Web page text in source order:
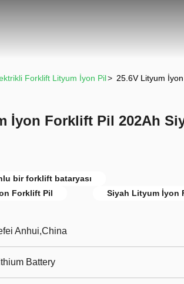
Forklift Lityum İyon Pil> 25.6V Lityum
İyon Forklift Pil 202Ah
bir forklift bataryası
Forklift Pil
Siyah Lityum İyon
Anhui,China
Battery